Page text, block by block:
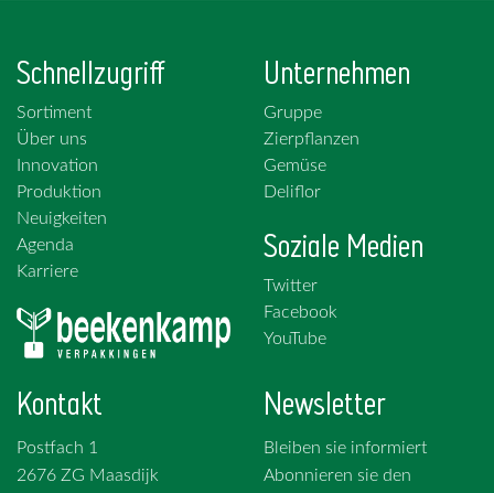
Schnellzugriff
Sortiment
Über uns
Innovation
Produktion
Neuigkeiten
Agenda
Karriere
Unternehmen
Gruppe
Zierpflanzen
Gemüse
Deliflor
Soziale Medien
Twitter
Facebook
YouTube
Kontakt
Postfach 1
2676 ZG Maasdijk
Newsletter
Bleiben sie informiert
Abonnieren sie den